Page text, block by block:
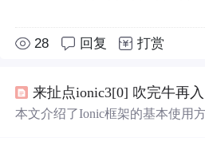
28 回复 打赏
来扯点ionic3[0] 吹完牛再
本文介绍了Ionic框架的基本使用